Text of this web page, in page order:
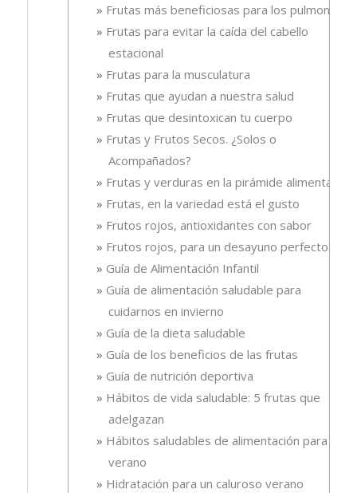
Frutas más beneficiosas para los pulmones
Frutas para evitar la caída del cabello
estacional
Frutas para la musculatura
Frutas que ayudan a nuestra salud
Frutas que desintoxican tu cuerpo
Frutas y Frutos Secos. ¿Solos o
Acompañados?
Frutas y verduras en la pirámide alimentaria
Frutas, en la variedad está el gusto
Frutos rojos, antioxidantes con sabor
Frutos rojos, para un desayuno perfecto
Guía de Alimentación Infantil
Guía de alimentación saludable para
cuidarnos en invierno
Guía de la dieta saludable
Guía de los beneficios de las frutas
Guía de nutrición deportiva
Hábitos de vida saludable: 5 frutas que
adelgazan
Hábitos saludables de alimentación para el
verano
Hidratación para un caluroso verano